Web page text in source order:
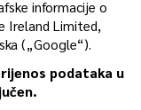
informacije o
Ireland Limited,
(„Google“).
podataka u